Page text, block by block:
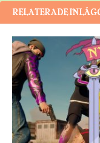
RELATERADE